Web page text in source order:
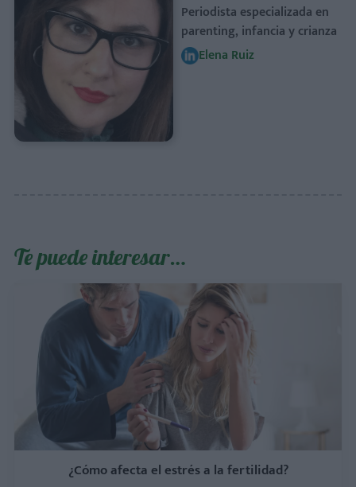
Periodista especializada en
parenting, infancia y crianza
Elena Ruiz
Te puede interesar…
¿Cómo afecta el estrés a la fertilidad?